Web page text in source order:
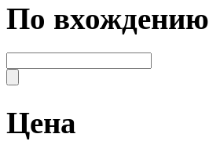
По вхождению
Цена